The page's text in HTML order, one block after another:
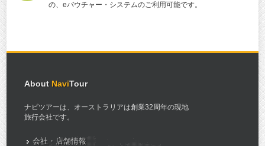
の、eバウチャー・システムのご利用可能です。
About NaviTour
ナビツアーは、オーストラリアは創業32周年の現地
旅行会社です。
会社・店舗情報